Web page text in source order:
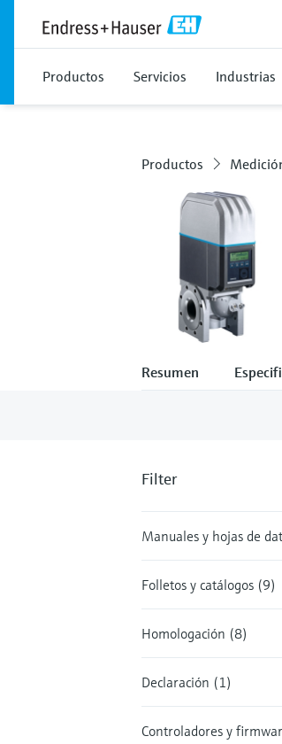
Productos Servicios Industrias
Productos
Resumen
Filter
Manuales y hojas de
Folletos y catálogos (9)
Homologación (8)
Declaración (1)
Controladores y